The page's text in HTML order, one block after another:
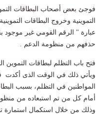
فوجئ بعض أصحاب البطاقات
التموينية وخروج البطاقات
عبارة " الرقم القومي غير موجود
حذفهم من منظومة الدعم .
فتح باب التظلم لبطاقات التموين
ويأتي ذلك في الوقت الذى أكدت
أمام كل من تم استبعاده من
وذلك من خلال استكمال استمارة